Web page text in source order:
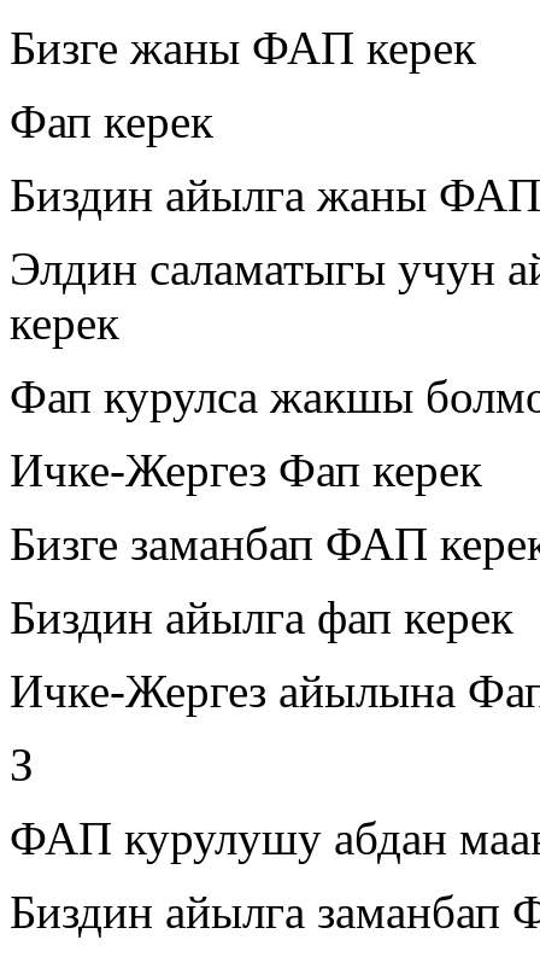
Бизге жаны ФАП керек
Фап керек
Биздин айылга жаны ФАП
Элдин саламатыгы учун
керек
Фап курулса жакшы
Ичке-Жергез Фап керек
Бизге заманбап ФАП
Биздин айылга фап керек
Ичке-Жергез айылына
З
ФАП курулушу абдан
Биздин айылга заманбап